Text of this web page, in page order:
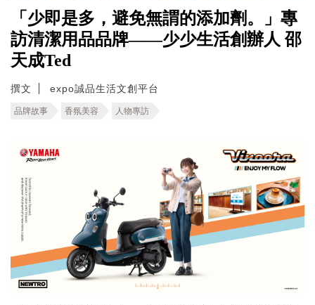
「少即是多，避免無謂的添加劑。」專
訪清潔用品品牌——少少生活創辦人 邵
天成Ted
撰文 expo誠品生活文創平台
品牌故事 香氛美容 人物專訪